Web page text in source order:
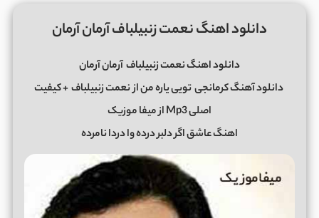
دانلود اهنگ نعمت زنبیلباف آرمان آرمان
دانلود اهنگ نعمت زنبیلباف آرمان آرمان
دانلود آهنگ کرمانجیتویی یاره من ازنعمت زنبیلباف+ کیفیت
اصلی Mp3 از میفا موزیک
اهنگ عاشق اگر دلبر درده وا دردا نامرده